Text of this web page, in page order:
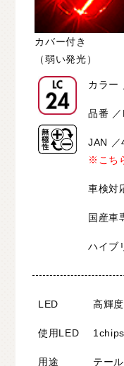
カバー付き
（弱い発光）
カラー
品番
JAN
※こち
車検対
国産車
ハイブ
LED 高輝
使用LED
用途 テー